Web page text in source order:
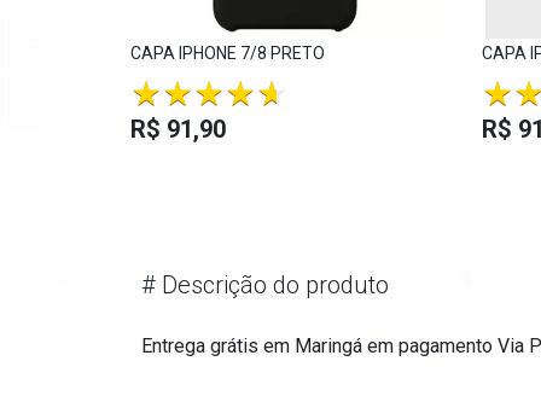
CAPA IPHONE 7/8 PRETO
R$ 91,90
CAPA
R$
# Descrição do produto
Entrega grátis em Maringá em pagamento Via